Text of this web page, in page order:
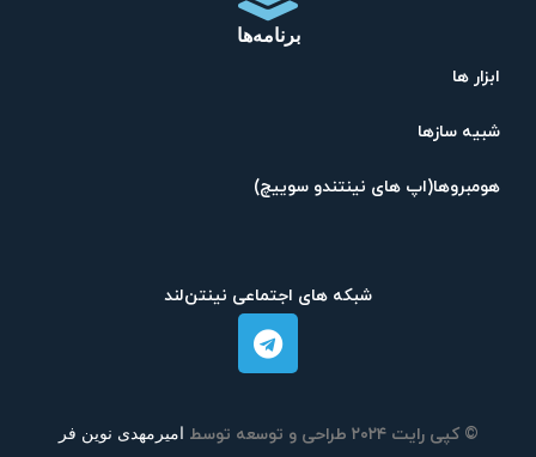
برنامه‌ها
ابزار ها
شبیه ساز‌ها
هومبرو‌ها(اپ های نینتندو سوییچ)
شبکه های اجتماعی نینتن‌لند
© کپی رایت ۲۰۲۴ طراحی و توسعه توسط امیرمهدی نوین فر